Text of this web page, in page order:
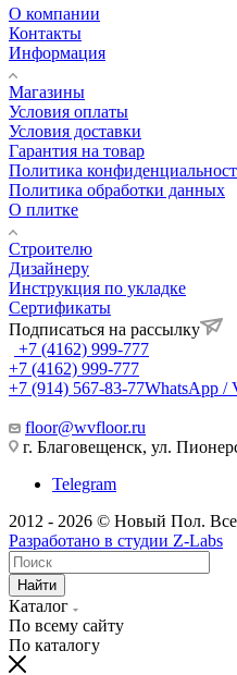
О компании
Контакты
Информация
Магазины
Условия оплаты
Условия доставки
Гарантия на товар
Политика
Политика обработки данных
О плитке
Строителю
Дизайнеру
Инструкция по укладке
Сертификаты
Подписаться на рассылку
+7 (4162) 999-777
+7 (4162) 999-777
+7 (914) 567-83-77WhatsApp /
floor@wvfloor.ru
г. Благовещенск, ул.
Telegram
2012 - 2026 © Новый Пол.
Разработано в студии Z-Labs
Найти
Каталог
По всему сайту
По каталогу